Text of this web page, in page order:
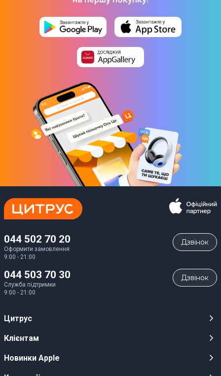
044 502 70 20
Оформити замовлення
9:00 - 21:00
Дзвiнок
044 503 70 30
Служба підтримки
9:00 - 21:00
Дзвiнок
Цитрус
Кар’єра
Клієнтам
Публічні оферти
Новинки Apple